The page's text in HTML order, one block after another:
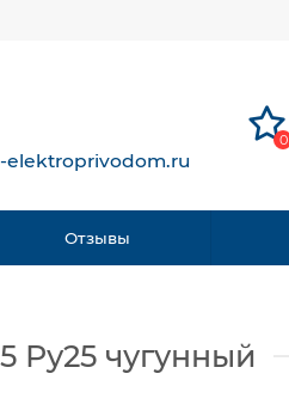
elektroprivodom.ru
0
Отзывы
Ру25 чугунный